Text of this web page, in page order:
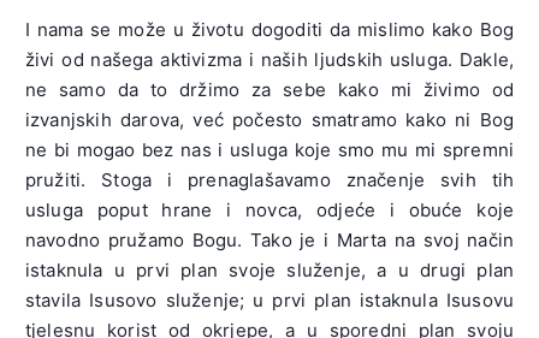
I nama se može u životu dogoditi da mislimo kako Bog
živi od našega aktivizma i naših ljudskih usluga. Dakle,
ne samo da to držimo za sebe kako mi živimo od
izvanjskih darova, već počesto smatramo kako ni Bog
ne bi mogao bez nas i usluga koje smo mu mi spremni
pružiti. Stoga i prenaglašavamo značenje svih tih
usluga poput hrane i novca, odjeće i obuće koje
navodno pružamo Bogu. Tako je i Marta na svoj način
istaknula u prvi plan svoje služenje, a u drugi plan
stavila Isusovo služenje; u prvi plan istaknula Isusovu
tjelesnu korist od okrjepe, a u sporedni plan svoju